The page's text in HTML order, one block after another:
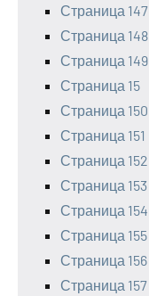
Страница 147
Страница 148
Страница 149
Страница 15
Страница 150
Страница 151
Страница 152
Страница 153
Страница 154
Страница 155
Страница 156
Страница 157